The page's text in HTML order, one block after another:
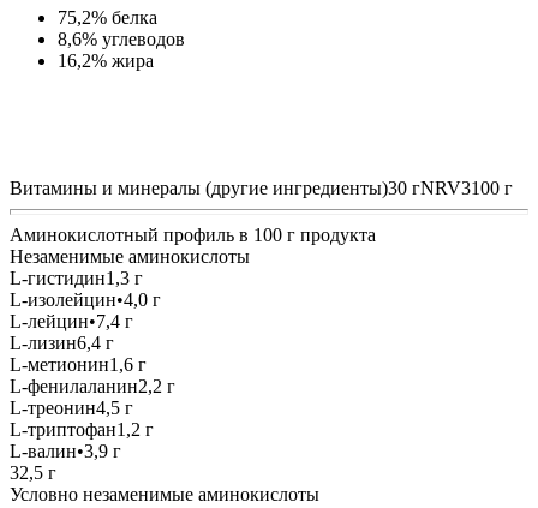
75,2% белка
8,6% углеводов
16,2% жира
Витамины и минералы (другие ингредиенты)30 гNRV3100 г
Аминокислотный профиль в 100 г продукта
Незаменимые аминокислоты
L-гистидин1,3 г
L-изолейцин•4,0 г
L-лейцин•7,4 г
L-лизин6,4 г
L-метионин1,6 г
L-фенилаланин2,2 г
L-треонин4,5 г
L-триптофан1,2 г
L-валин•3,9 г
32,5 г
Условно незаменимые аминокислоты